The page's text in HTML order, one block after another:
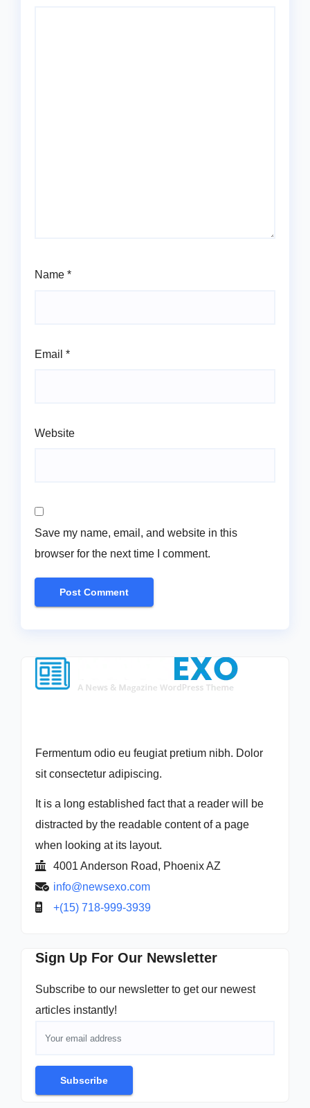
Name *
Email *
Website
Save my name, email, and website in this
browser for the next time I comment.
Fermentum odio eu feugiat pretium nibh. Dolor
sit consectetur adipiscing.
It is a long established fact that a reader will be
distracted by the readable content of a page
when looking at its layout.
4001 Anderson Road, Phoenix AZ
info@newsexo.com
+(15) 718-999-3939
Sign Up For Our Newsletter
Subscribe to our newsletter to get our newest
articles instantly!
Subscribe